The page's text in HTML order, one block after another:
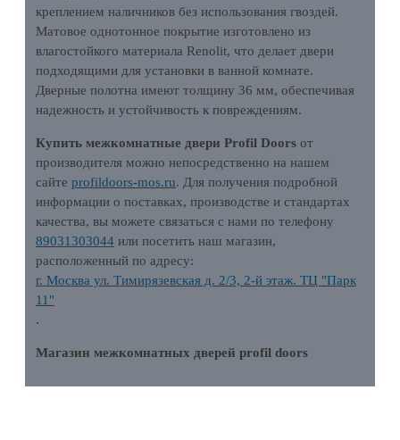
креплением наличников без использования гвоздей.
Матовое однотонное покрытие изготовлено из
влагостойкого материала Renolit, что делает двери
подходящими для установки в ванной комнате.
Дверные полотна имеют толщину 36 мм, обеспечивая
надежность и устойчивость к повреждениям.
Купить межкомнатные двери Profil Doors от
производителя можно непосредственно на нашем
сайте profildoors-mos.ru. Для получения подробной
информации о поставках, производстве и стандартах
качества, вы можете связаться с нами по телефону
89031303044 или посетить наш магазин,
расположенный по адресу:
г. Москва ул. Тимирязевская д. 2/3, 2-й этаж. ТЦ "Парк
11"
.
Магазин межкомнатных дверей profil doors